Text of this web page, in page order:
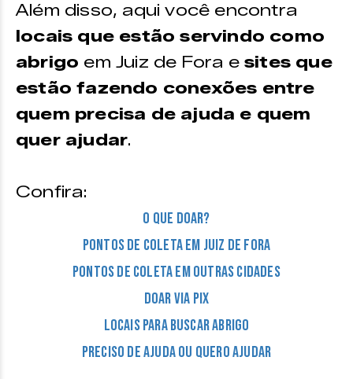
Além disso, aqui você encontra
locais que estão servindo como
abrigo em Juiz de Fora esites que
estão fazendo conexões entre
quem precisa de ajuda e quem
quer ajudar.
Confira:
O que doar?
Pontos de coleta em Juiz de Fora
Pontos de coleta em outras cidades
Doar via PIX
Locais para buscar abrigo
Preciso de ajuda ou quero ajudar